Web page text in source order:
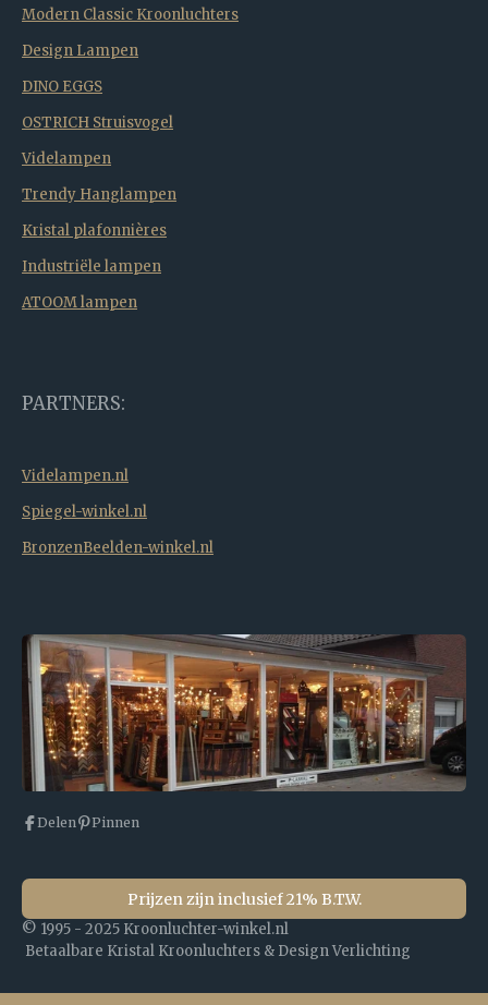
Modern Classic Kroonluchters
Design Lampen
DINO EGGS
OSTRICH Struisvogel
Videlampen
Trendy Hanglampen
Kristal plafonnières
Industriële lampen
ATOOM lampen
PARTNERS:
Videlampen.nl
Spiegel-winkel.nl
BronzenBeelden-winkel.nl
Delen Pinnen
Prijzen zijn inclusief 21% B.T.W.
© 1995 - 2025 Kroonluchter-winkel.nl
Betaalbare Kristal Kroonluchters & Design Verlichting